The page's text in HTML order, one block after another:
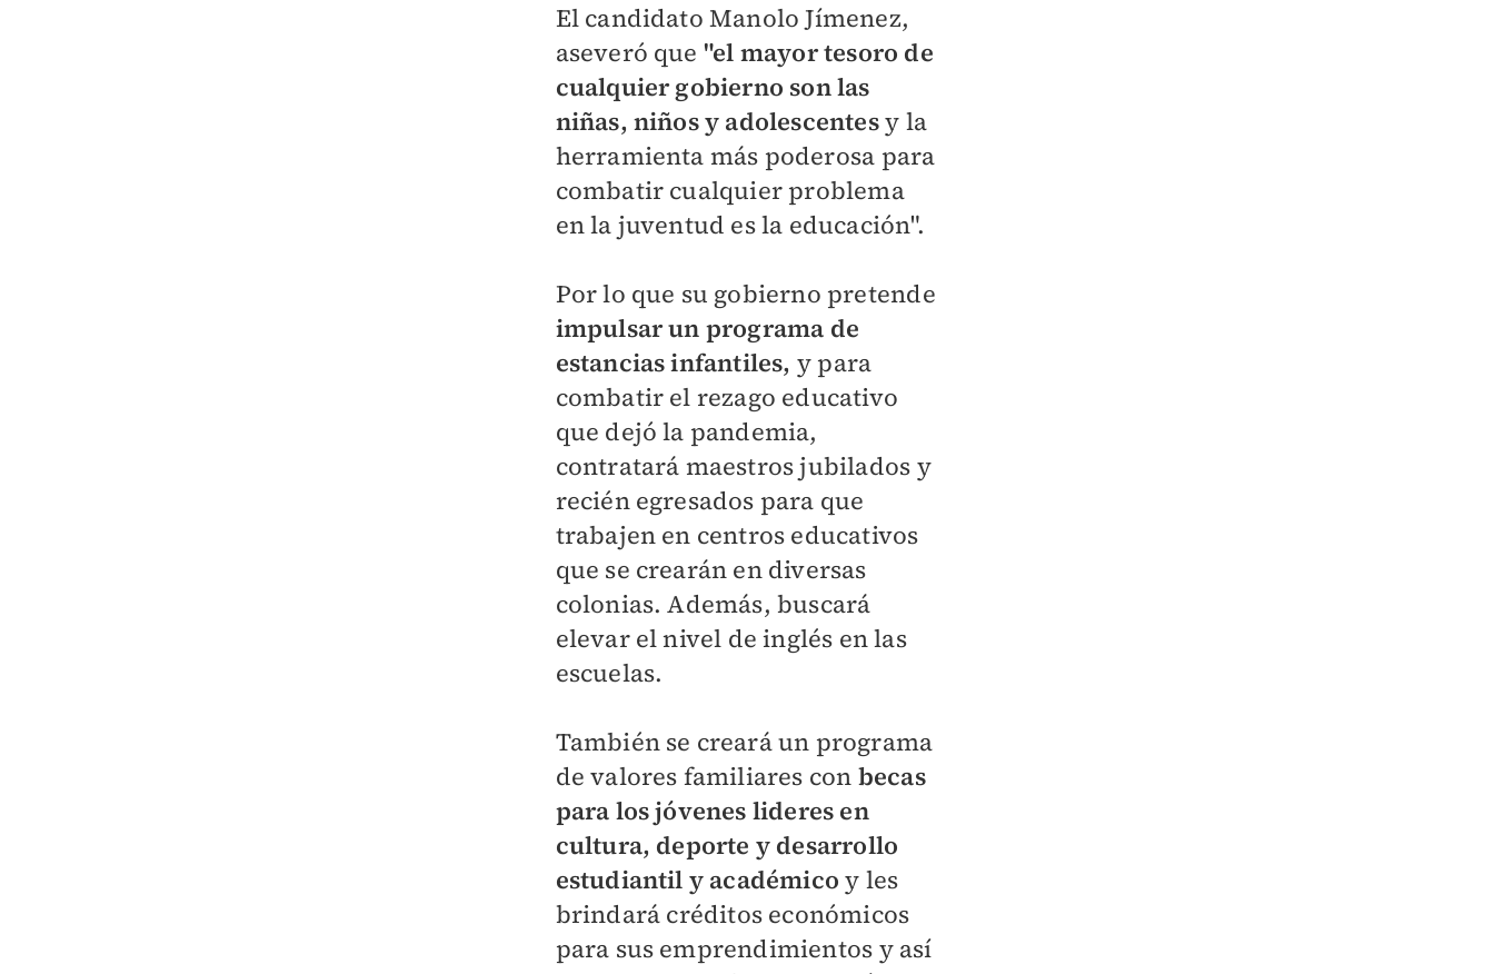
El candidato Manolo Jímenez,
aseveró que "el mayor tesoro de
cualquier gobierno son las
niñas, niños y adolescentesy la
herramienta más poderosa para
combatir cualquier problema
en la juventud es la educación".
Por lo que su gobierno pretende
impulsar un programa de
estancias infantiles, y para
combatir el rezago educativo
que dejó la pandemia,
contratará maestros jubilados y
recién egresados para que
trabajen en centros educativos
que se crearán en diversas
colonias. Además, buscará
elevar el nivel de inglés en las
escuelas.
También se creará un programa
de valores familiares con becas
para los jóvenes lideres en
cultura, deporte y desarrollo
estudiantil y académico y les
brindará créditos económicos
para sus emprendimientos y así